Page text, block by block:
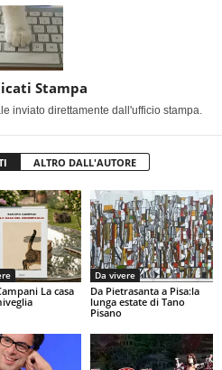
Stampa
inviato direttamente dall'ufficio stampa.
ALTRO DALL'AUTORE
La casa
Da vivere
Da Pietrasanta a Pisa:la
lunga estate di Tano
Pisano